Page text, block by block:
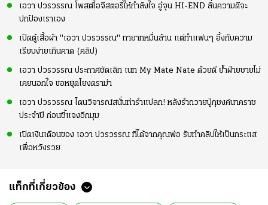
เอวา ปวรวรรณ โพสต์ไอจีสตอรี่ให้กำลังใจ อู๋จุน HI-END ลั่นความดีจะ
ปกป้องเราเอง
เปิดตู้เสื้อผ้า "เอวา ปวรวรรณ" ทายาทหมื่นล้าน แต่ทำแฟนๆ อึ้งกับความ
เรียบง่ายเกินคาด (คลิป)
เอวา ปวรวรรณ ประกาศชัดเลิก เนท My Mate Nate ด้วยดี ย้ำฝ่ายชายไม่
เคยนอกใจ ขอหยุดโยงดราม่า
เอวา ปวรวรรณ โดนวิจารณ์สนั่นท่ารำแปลก! หลังรำถวายปู่ภุชงค์นาคราช
ประจำปี ก่อนชี้แจงอีกมุม
เปิดเงินเดือนของ เอวา ปวรวรรณ ที่ได้จากคุณพ่อ รับทำคลิปให้เป็นกระแส
เพื่อหวังรวย
แท็กที่เกี่ยวข้อง